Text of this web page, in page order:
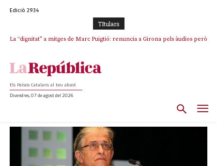
Edició 2934
TItulars
La “dignitat” a mitges de Marc Puigtió: renuncia a Girona pels àudios però
Els Països Catalans al teu abast
Divendres, 07 de agost del 2026